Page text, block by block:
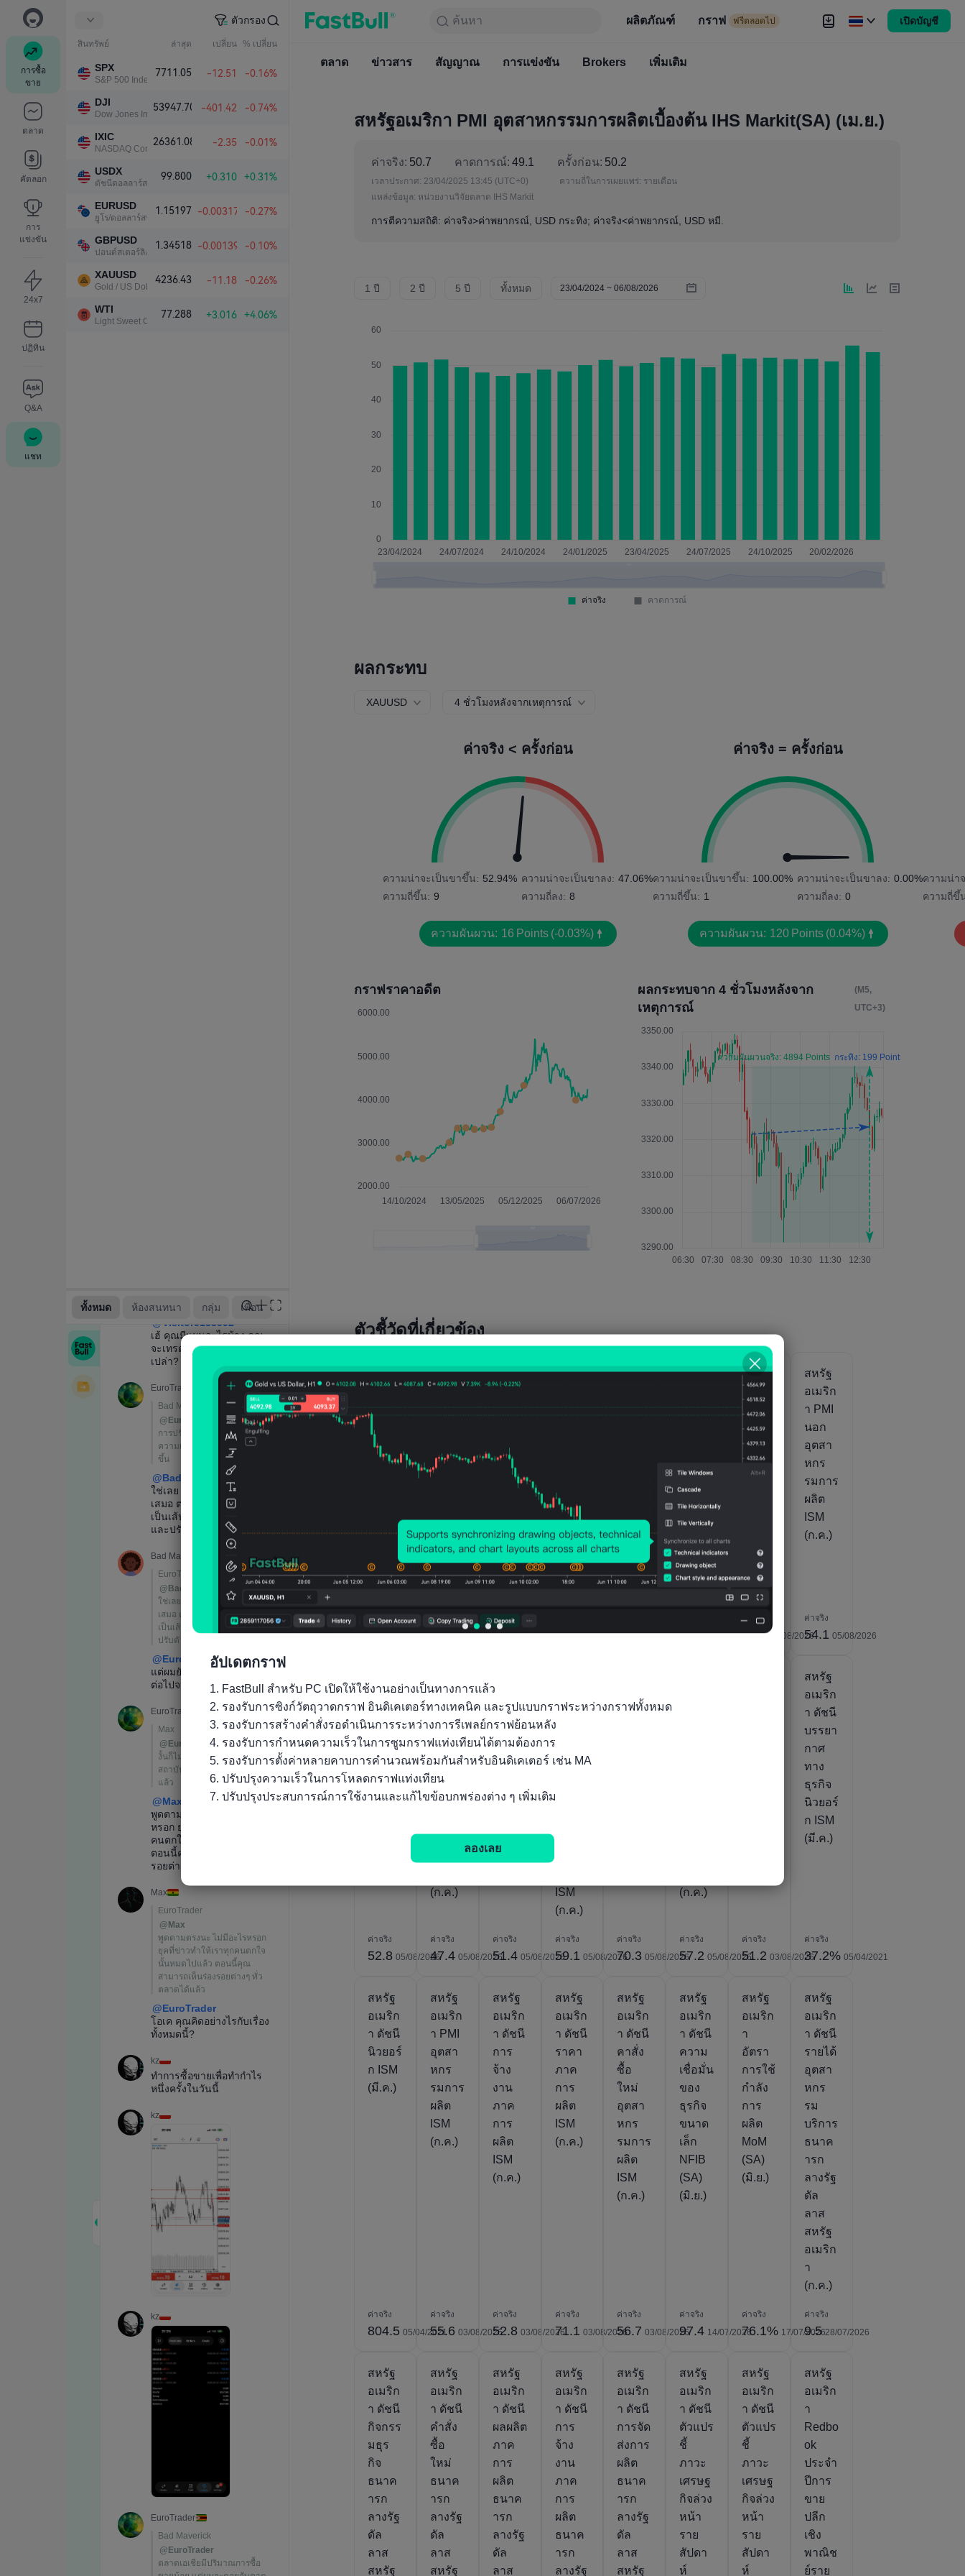
การซื้อ
ขาย
ตลาด
คัดลอก
การ
แข่งขัน
24x7
ปฏิทิน
Q&A
แชท
ตัวกรอง
สินทรัพย์ ล่าสุด เปลี่ยน % เปลี่ยน
SPX
S&P 500 Index
7711.05 -12.51 -0.16%
DJI
Dow Jones Industrial Average
53947.70 -401.42 -0.74%
IXIC
NASDAQ Composite Index
26361.08 -2.35 -0.01%
USDX
ดัชนีดอลลาร์สหรัฐ
99.800 +0.310 +0.31%
EURUSD
ยูโร/ดอลลาร์สหรัฐ
1.15197 -0.00317 -0.27%
GBPUSD
ปอนด์สเตอร์ลิง/ดอลลาร์สหรัฐ
1.34518 -0.00139 -0.10%
XAUUSD
Gold / US Dollar
4236.43 -11.18 -0.26%
WTI
Light Sweet Crude Oil
77.288 +3.016 +4.06%
ค้นหา ผลิตภัณฑ์ กราฟ ฟรีตลอดไป
ตลาด ข่าวสาร สัญญาณ การแข่งขัน
เปิดบัญชี
ค้นหา
ฟรีตลอดไป
ตลาด ข่าวสาร สัญญาณ การแข่งขัน Brokers เพิ่มเติม
สหรัฐอเมริกา PMI อุตสาหกรรมการผลิตเบื้องต้น IHS Markit(SA) (เม.ย.)
ค่าจริง: 50.7 คาดการณ์: 49.1 ครั้งก่อน: 50.2
เวลาประกาศ: 23/04/2025 13:45 (UTC+0) ความถี่ในการเผยแพร่: รายเดือน
แหล่งข้อมูล: หน่วยงานวิจัยตลาด IHS Markit
การตีความสถิติ: ค่าจริง>ค่าพยากรณ์, USD กระทิง; ค่าจริง<ค่าพยากรณ์, USD หมี.
1 ปี 2 ปี 5 ปี ทั้งหมด
ผลกระทบ
XAUUSD 4 ชั่วโมงหลังจากเหตุการณ์
ค่าจริง < ครั้งก่อน
ความน่าจะเป็นขาขึ้น: 52.94%
ความถี่ขึ้น: 9
ความน่าจะเป็นขาลง: 47.06%
ความถี่ลง: 8
ความผันผวน: 16 Points (-0.03%)
ค่าจริง = ครั้งก่อน
ความน่าจะเป็นขาขึ้น: 100.00%
ความถี่ขึ้น: 1
ความน่าจะเป็นขาลง: 0.00%
ความถี่ลง: 0
ความผันผวน: 120 Points (0.04%)
ความน่า
ความถี่ขึ้
กราฟราคาอดีต
ผลกระทบจาก 4 ชั่วโมงหลังจาก
เหตุการณ์
(M5,
UTC+3)
ตัวชี้วัดที่เกี่ยวข้อง
สหรัฐ
ภาพ
รวม
ทาง
PP
ค่าจริง
45.1 04/08/2026
สหรัฐ
า PMI
รม
บริการ
ต้น
IHS
Markit
(SA)
ค่าจริง
53.6 24/07/2026
สหรัฐ
อเมริก
า PMI
หกร
รม
บริการ
ย IHS
Markit
(SA)
(ก.ค.)
ค่าจริง
54.6 05/08/2026
สหรัฐ
สุดท้า
ย IHS
Markit
(ก.ค.)
53.9 03/08/2026
สหรัฐ
Markit
(SA)
(ก.ค.)
53.6 24/07/2026
สหรัฐ
า PMI
54.5 05/08/2026
สหรัฐ
อเมริก
า ดัชนี
เอาต์พุ
ต ISM
(ก.ค.)
ค่าจริง
58.5 03/08/2026
สหรัฐ
อเมริก
า PMI
นอก
อุตสา
หกร
รมการ
ผลิต
ISM
(ก.ค.)
ค่าจริง
54.1 05/08/2026
อเมริก
า ดัชนี
ขนส่ง
วัตถุดิ
บนอก
อุตสา
หกร
ค่าจริง
52.8 05/08/2026
อเมริก
า ดัชนี
การ
จ้าง
งาน
นอก
อุตสา
รมการ
(ก.ค.)
ค่าจริง
47.4 05/08/2026
อเมริก
า ดัชนี
คงคลัง
นอก
อุตสา
รมการ
ISM
(ก.ค.)
ค่าจริง
51.4 05/08/2026
า ดัชนี
กิจกรร
กิจ
นอก
ISM
(ก.ค.)
ค่าจริง
59.1 05/08/2026
า ดัชนี
ค่าจริง
70.3 05/08/2026
(ก.ค.)
ค่าจริง
57.2 05/08/2026
ค่าจริง
51.2 03/08/2026
สหรัฐ
อเมริก
า ดัชนี
บรรยา
กาศ
ทาง
ธุรกิจ
นิวยอร์
ก ISM
(มี.ค.)
ค่าจริง
37.2% 05/04/2021
สหรัฐ
อเมริก
า ดัชนี
นิวยอร์
ก ISM
(มี.ค.)
ค่าจริง
804.5 05/04/2021
สหรัฐ
อเมริก
า PMI
อุตสา
หกร
รมการ
ผลิต
ISM
(ก.ค.)
ค่าจริง
55.6 03/08/2026
สหรัฐ
อเมริก
า ดัชนี
การ
จ้าง
งาน
ภาค
การ
ผลิต
ISM
(ก.ค.)
ค่าจริง
52.8 03/08/2026
สหรัฐ
อเมริก
า ดัชนี
ราคา
ภาค
การ
ผลิต
ISM
(ก.ค.)
ค่าจริง
71.1 03/08/2026
สหรัฐ
อเมริก
า ดัชนี
คาสั่ง
ซื้อ
ใหม่
อุตสา
หกร
รมการ
ผลิต
ISM
(ก.ค.)
ค่าจริง
56.7 03/08/2026
สหรัฐ
อเมริก
า ดัชนี
ความ
เชื่อมั่น
ของ
ธุรกิจ
ขนาด
เล็ก
NFIB
(SA)
(มิ.ย.)
ค่าจริง
97.4 14/07/2026
สหรัฐ
อเมริก
า
อัตรา
การใช้
กำลัง
การ
ผลิต
MoM
(SA)
(มิ.ย.)
ค่าจริง
76.1% 17/07/2026
สหรัฐ
อเมริก
า ดัชนี
รายได้
อุตสา
หกร
รม
บริการ
ธนาค
ารก
ลางรัฐ
ดัล
ลาส
สหรัฐ
อเมริก
า
(ก.ค.)
ค่าจริง
9.5 28/07/2026
สหรัฐ
อเมริก
า ดัชนี
กิจกรร
มธุร
กิจ
ธนาค
ารก
ลางรัฐ
ดัล
ลาส
สหรัฐ
สหรัฐ
อเมริก
า ดัชนี
คำสั่ง
ซื้อ
ใหม่
ธนาค
ารก
ลางรัฐ
ดัล
ลาส
สหรัฐ
สหรัฐ
อเมริก
า ดัชนี
ผลผลิต
ภาค
การ
ผลิต
ธนาค
ารก
ลางรัฐ
ดัล
ลาส
สหรัฐ
อเมริก
า ดัชนี
การ
จ้าง
งาน
ภาค
การ
ผลิต
ธนาค
ารก
ลางรัฐ
สหรัฐ
อเมริก
า ดัชนี
การจัด
ส่งการ
ผลิต
ธนาค
ารก
ลางรัฐ
ดัล
ลาส
สหรัฐ
สหรัฐ
อเมริก
า ดัชนี
ตัวแปร
ชี้
ภาวะ
เศรษฐ
กิจล่วง
หน้า
ราย
สัปดา
ห์
สหรัฐ
อเมริก
า ดัชนี
ตัวแปร
ชี้
ภาวะ
เศรษฐ
กิจล่วง
หน้า
ราย
สัปดา
ห์
สหรัฐ
อเมริก
า
Redbo
ok
ประจำ
ปีการ
ขาย
ปลีก
เชิง
พาณิช
ย์ราย
อัปเดตกราฟ
1. FastBull สำหรับ PC เปิดให้ใช้งานอย่างเป็นทางการแล้ว
2. รองรับการซิงก์วัตถุวาดกราฟ อินดิเคเตอร์ทางเทคนิค และรูปแบบกราฟระหว่างกราฟทั้งหมด
3. รองรับการสร้างคำสั่งรอดำเนินการระหว่างการรีเพลย์กราฟย้อนหลัง
4. รองรับการกำหนดความเร็วในการซูมกราฟแท่งเทียนได้ตามต้องการ
5. รองรับการตั้งค่าหลายคาบการคำนวณพร้อมกันสำหรับอินดิเคเตอร์ เช่น MA
6. ปรับปรุงความเร็วในการโหลดกราฟแท่งเทียน
7. ปรับปรุงประสบการณ์การใช้งานและแก้ไขข้อบกพร่องต่าง ๆ เพิ่มเติม
ลองเลย